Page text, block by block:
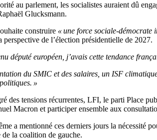
au parlement, les socialistes auraient dû
Glucksmann.
construire « une force sociale-
perspective de l’élection présidentielle de 2027.
député européen, j’avais cette tendance
du SMIC et des salaires, un ISF
»
des tensions récurrentes, LFI, le parti Place
Macron et participer ensemble aux
a mentionné ces derniers jours la nécessité
la coalition de gauche.